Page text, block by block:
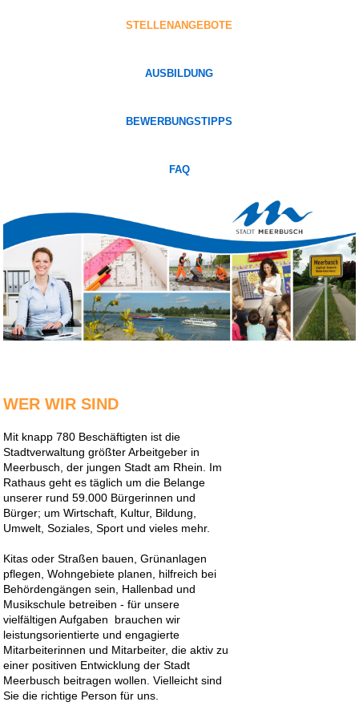
STELLENANGEBOTE
AUSBILDUNG
BEWERBUNGSTIPPS
FAQ
WER WIR SIND
Mit knapp 780 Beschäftigten ist die
Stadtverwaltung größter Arbeitgeber in
Meerbusch, der jungen Stadt am Rhein. Im
Rathaus geht es täglich um die Belange
unserer rund 59.000 Bürgerinnen und
Bürger; um Wirtschaft, Kultur, Bildung,
Umwelt, Soziales, Sport und vieles mehr.
Kitas oder Straßen bauen, Grünanlagen
pflegen, Wohngebiete planen, hilfreich bei
Behördengängen sein, Hallenbad und
Musikschule betreiben - für unsere
vielfältigen Aufgaben brauchen wir
leistungsorientierte und engagierte
Mitarbeiterinnen und Mitarbeiter, die aktiv zu
einer positiven Entwicklung der Stadt
Meerbusch beitragen wollen. Vielleicht sind
Sie die richtige Person für uns.